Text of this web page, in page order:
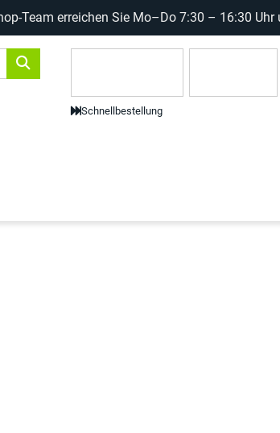
Team erreichen Sie Mo–Do 7:30 – 16:30 Uhr
Schnellbestellung